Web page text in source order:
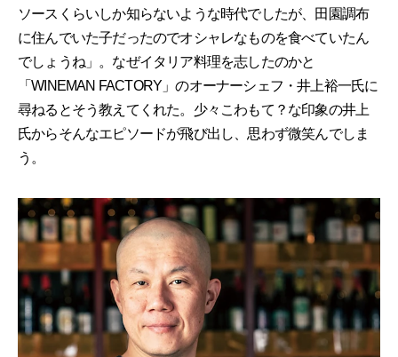
ソースくらいしか知らないような時代でしたが、田園調布
に住んでいた子だったのでオシャレなものを食べていたん
でしょうね」。なぜイタリア料理を志したのかと
「WINEMAN FACTORY」のオーナーシェフ・井上裕一氏に
尋ねるとそう教えてくれた。少々こわもて？な印象の井上
氏からそんなエピソードが飛び出し、思わず微笑んでしま
う。